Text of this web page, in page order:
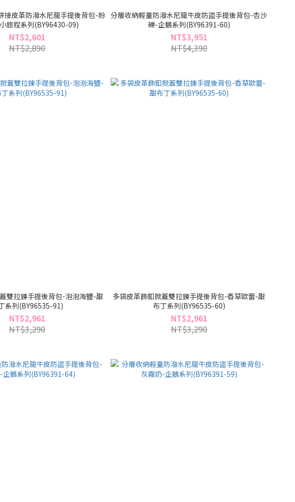
接皮革防潑水尼龍手提後背包-粉
旅程系列(BY96430-09)
NT$2,601
NT$2,890
分層收納輕量防潑水尼龍牛皮防盜手提後背包-杏沙
礫-企鵝系列(BY96391-60)
NT$3,951
NT$4,390
雙拉鍊手提後背包-泡泡海鹽-甜
系列(BY96535-91)
NT$2,961
NT$3,290
多袋皮革飾釦掀蓋雙拉鍊手提後背包-香草歐蕾-甜
布丁系列(BY96535-60)
NT$2,961
NT$3,290